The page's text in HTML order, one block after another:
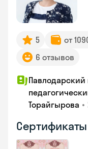
5 от
6 отзывов
Павлодарский
Торайгырова •
Сертификаты